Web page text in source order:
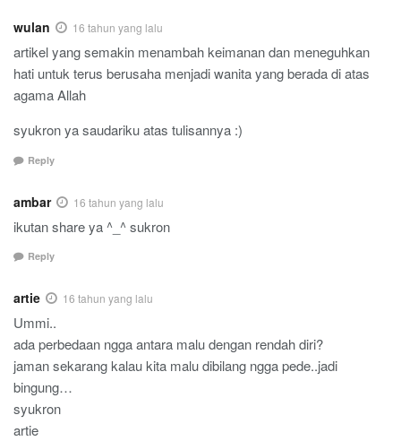
wulan 16 tahun yang lalu
artikel yang semakin menambah keimanan dan meneguhkan
hati untuk terus berusaha menjadi wanita yang berada di atas
agama Allah
syukron ya saudariku atas tulisannya :)
Reply
ambar 16 tahun yang lalu
ikutan share ya ^_^ sukron
Reply
artie 16 tahun yang lalu
Ummi..
ada perbedaan ngga antara malu dengan rendah diri?
jaman sekarang kalau kita malu dibilang ngga pede..jadi
bingung…
syukron
artie